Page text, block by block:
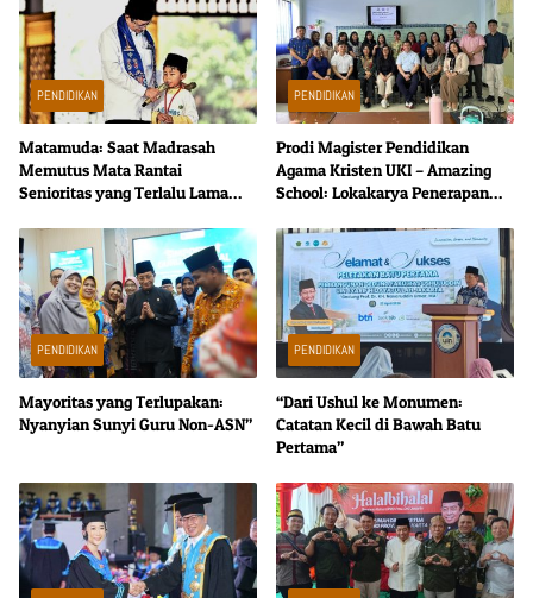
PENDIDIKAN
Matamuda: Saat Madrasah
Memutus Mata Rantai
Senioritas yang Terlalu Lama
PENDIDIKAN
Prodi Magister Pendidikan
Agama Kristen UKI – Amazing
School: Lokakarya Penerapan
dengan Pendekatan CIPP
PENDIDIKAN
Mayoritas yang Terlupakan:
Nyanyian Sunyi Guru Non-ASN”
PENDIDIKAN
“Dari Ushul ke Monumen:
Catatan Kecil di Bawah Batu
Pertama”